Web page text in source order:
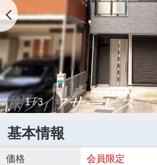
1 / 3
基本情報
価格 会員限定